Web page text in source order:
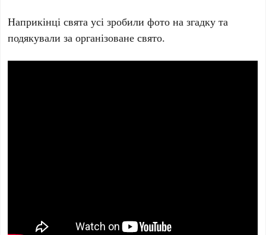
Наприкінці свята усі зробили фото на згадку та
подякували за організоване свято.